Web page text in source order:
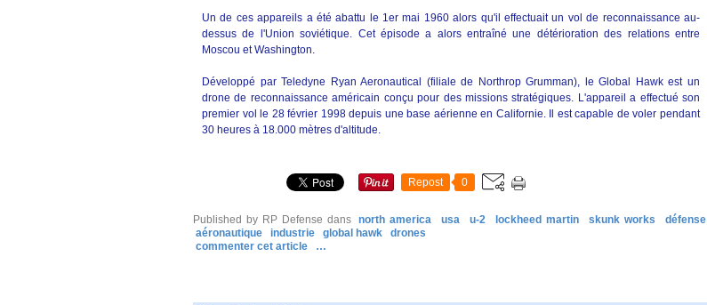
Un de ces appareils a été abattu le 1er mai 1960 alors qu'il effectuait un vol de reconnaissance au-
dessus de l'Union soviétique. Cet épisode a alors entraîné une détérioration des relations entre
Moscou et Washington.
Développé par Teledyne Ryan Aeronautical (filiale de Northrop Grumman), le Global Hawk est un
drone de reconnaissance américain conçu pour des missions stratégiques. L'appareil a effectué son
premier vol le 28 février 1998 depuis une base aérienne en Californie. Il est capable de voler pendant
30 heures à 18.000 mètres d'altitude.
Repost 0
Published by RP Defense dans north america usa u-2 lockheed martin skunk works
défense
aéronautique
industrie global hawk
drones
commenter cet article
…